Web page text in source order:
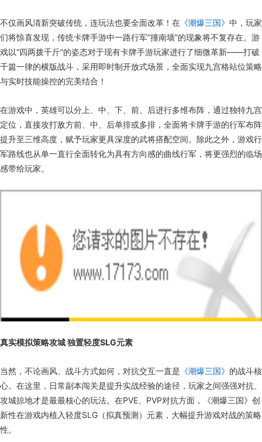
不仅画风清新突破传统，连玩法也要全面改革！在 《潮爆三国》 中，玩家
们将惊喜发现，传统卡牌手游中一路行军“撞南墙”的现象将不复存在。游
戏以“四两拨千斤”的姿态对于现有卡牌手游玩家进行了细微革新——打破
千篇一律的横版战斗，采用即时制开放式场景，全面实现九宫格站位策略
与实时技能操控的完美结合！
在游戏中，英雄可以分上、中、下、前、后进行多维布阵，通过独特九宫
定位，直接攻打敌方前、中、后单排或多排，全面将卡牌手游的行军布阵
提升至三维高度，赋予玩家更具深度的武将搭配空间。除此之外，游戏行
军路线也从单一直行全面转化为具有方向感的曲线行军，将更强烈的临场
感带给玩家。
真实模拟策略攻城 独置轻度SLG元素
当然，不论画风、战斗方式如何，对抗交互一直是 《潮爆三国》 的战斗核
心。在这里，日常副本闯关是提升实战经验的途径，玩家之间强强对抗、
攻城掠地才是最最核心的玩法。在PVE、PVP对抗方面，《潮爆三国》创
新性在游戏内植入轻度SLG（拟真预测）元素，大幅提升游戏对战的策略
性。